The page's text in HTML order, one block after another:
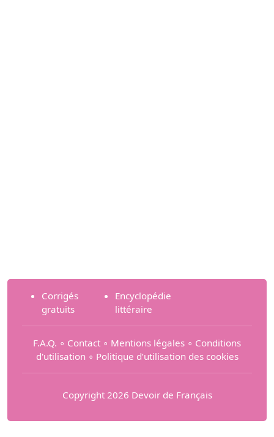
Corrigés
gratuits
Encyclopédie
littéraire
F.A.Q. ∘ Contact ∘ Mentions légales ∘ Conditions
d'utilisation ∘ Politique d’utilisation des cookies
Copyright 2026 Devoir de Français